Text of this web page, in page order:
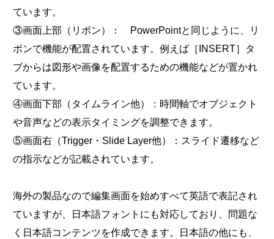
ています。
③画面上部（リボン）： PowerPointと同じように、リ
ボンで機能が配置されています。例えば［INSERT］タ
ブからは図形や画像を配置するための機能などが置かれ
ています。
④画面下部（タイムライン他）：時間軸でオブジェクト
や音声などの表示タイミングを調整できます。
⑤画面右（Trigger・Slide Layer他）：スライド遷移など
の指示などが記載されています。
海外の製品なので編集画面を始めすべて英語で表記され
ていますが、日本語フォントにも対応しており、問題な
く日本語コンテンツを作成できます。日本語の他にも、